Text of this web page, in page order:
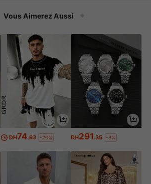
Vous Aimerez Aussi
DH74.63 -20% DH291.35 -3%